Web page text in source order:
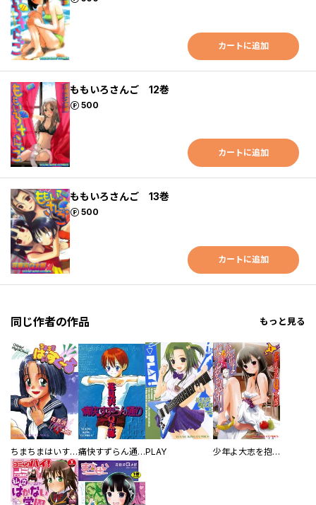
カートに追加
ももいろさんご 12巻
500
ポイント
カートに追加
ももいろさんご 13巻
500
ポイント
カートに追加
同じ作者の作品 もっと見る
ちまちまはいすくーる 痛快すずらん通りPLAY 少年よ大志を抱け！